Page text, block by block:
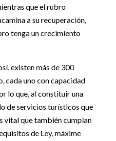
que el rubro
a su recuperación,
tenga un crecimiento
existen más de 300
cada uno con capacidad
lo que, al constituir una
de servicios turísticos que
vital que también cumplan
de Ley, máxime